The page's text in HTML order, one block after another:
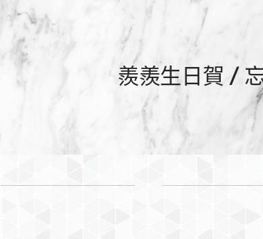
羨羨生日賀 /